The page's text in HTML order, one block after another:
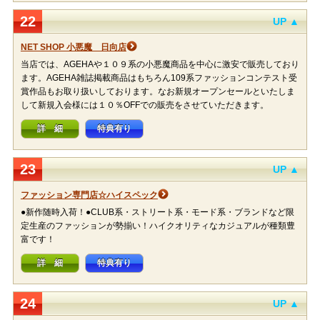
22 UP ▲
NET SHOP 小悪魔 日向店
当店では、AGEHAや１０９系の小悪魔商品を中心に激安で販売しており
ます。AGEHA雑誌掲載商品はもちろん109系ファッションコンテスト受
賞作品もお取り扱いしております。なお新規オープンセールといたしま
して新規入会様には１０％OFFでの販売をさせていただきます。
詳 細 特典有り
23 UP ▲
ファッション専門店☆ハイスペック
●新作随時入荷！●CLUB系・ストリート系・モード系・ブランドなど限
定生産のファッションが勢揃い！ハイクオリティなカジュアルが種類豊
富です！
詳 細 特典有り
24 UP ▲